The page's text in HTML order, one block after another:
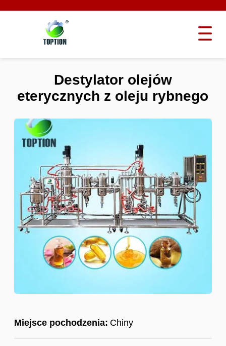
Miejsce pochodzenia: Chiny
Destylator olejów
eterycznych z oleju rybnego